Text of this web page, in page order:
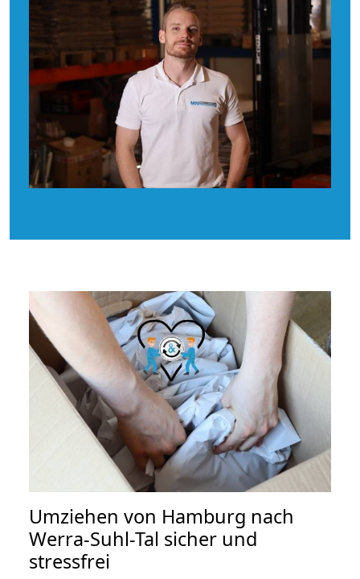
Umziehen von Hamburg nach
Werra-Suhl-Tal sicher und
stressfrei